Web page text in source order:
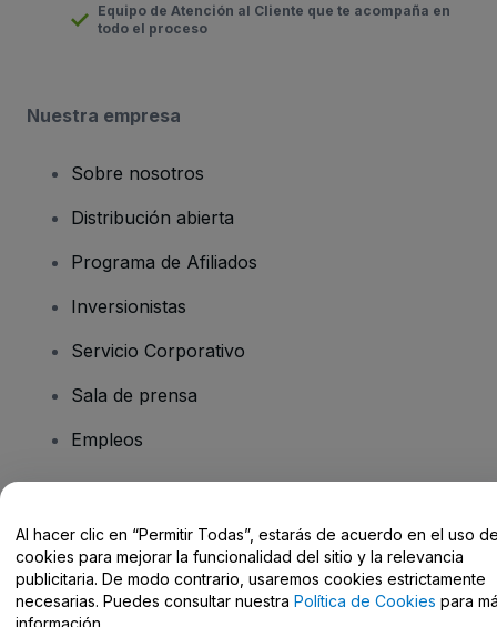
Equipo de Atención al Cliente que te acompaña en
todo el proceso
Nuestra empresa
Sobre nosotros
Distribución abierta
Programa de Afiliados
Inversionistas
Servicio Corporativo
Sala de prensa
Empleos
Centro de Ayuda / Contacto
Al hacer clic en “Permitir Todas”, estarás de acuerdo en el uso
cookies para mejorar la funcionalidad del sitio y la relevancia
publicitaria. De modo contrario, usaremos cookies estrictamente
necesarias. Puedes consultar nuestra Política de Cookies para
información.